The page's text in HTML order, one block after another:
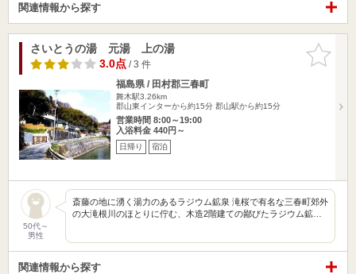
関連情報から探す
お気に入
りに追加
さいとうの湯 元湯 上の湯
3.0点/ 3 件
福島県 / 田村郡三春町
舞木駅3.26km
郡山東インターから約15分 郡山駅から約15分
営業時間 8:00～19:00
入浴料金 440円～
日帰り 宿泊
50代～
男性
斎藤の地に湧く湯力のあるラジウム鉱泉 滝桜で有名な三春町郊外
の大滝根川のほとりに佇む、木造2階建ての鄙びたラジウム鉱…
関連情報から探す